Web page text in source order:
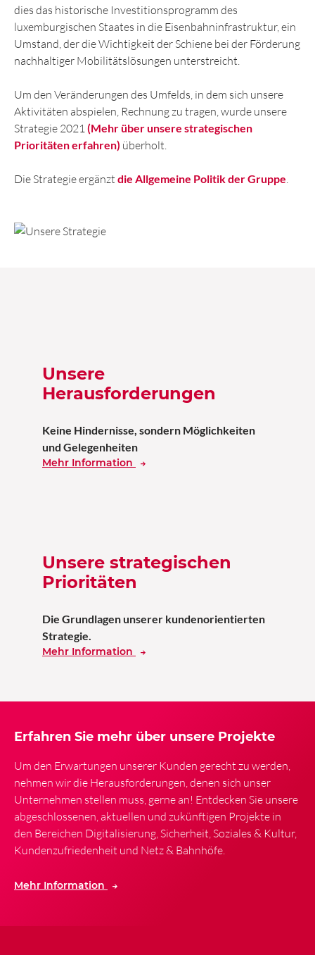
dies das historische Investitionsprogramm des
luxemburgischen Staates in die Eisenbahninfrastruktur, ein
Umstand, der die Wichtigkeit der Schiene bei der Förderung
nachhaltiger Mobilitätslösungen unterstreicht.
Um den Veränderungen des Umfelds, in dem sich unsere
Aktivitäten abspielen, Rechnung zu tragen, wurde unsere
Strategie 2021 (Mehr über unsere strategischen
Prioritäten erfahren) überholt.
Die Strategie ergänzt die Allgemeine Politik der Gruppe
Unsere
Herausforderungen
Keine Hindernisse, sondern Möglichkeiten
und Gelegenheiten
Mehr Information
Unsere strategischen
Prioritäten
Die Grundlagen unserer kundenorientierten
Strategie.
Mehr Information
Erfahren Sie mehr über unsere Projekte
Um den Erwartungen unserer Kunden gerecht zu werden,
nehmen wir die Herausforderungen, denen sich unser
Unternehmen stellen muss, gerne an! Entdecken Sie unsere
abgeschlossenen, aktuellen und zukünftigen Projekte in
den Bereichen Digitalisierung, Sicherheit, Soziales & Kultur,
Kundenzufriedenheit und Netz & Bahnhöfe.
Mehr Information